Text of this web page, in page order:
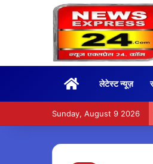
Homeलेटेस्ट न्यूज़
Sunday, August 9 2026